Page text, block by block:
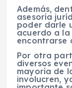
Además,
asesoría
poder darle
acuerdo a la
encontrarse
Por otra
diversos
mayoría de
involucren,